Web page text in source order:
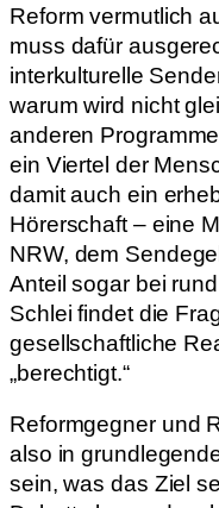
Reform vermutlich
muss dafür
interkulturelle
warum wird nicht
anderen
ein Viertel der
damit auch ein
Hörerschaft – eine
NRW, dem
Anteil sogar bei
Schlei findet die
gesellschaftliche
„berechtigt.“
Reformgegner und
also in
sein, was das Ziel